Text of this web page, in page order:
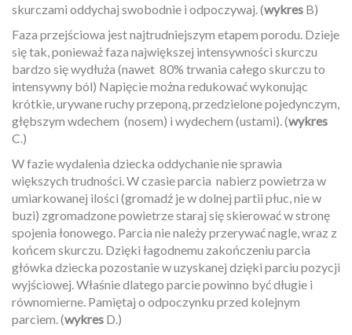
skurczami oddychaj swobodnie i odpoczywaj. (wykres B)
Faza przejściowa jest najtrudniejszym etapem porodu. Dzieje
się tak, ponieważ faza największej intensywności skurczu
bardzo się wydłuża (nawet 80% trwania całego skurczu to
intensywny ból) Napięcie można redukować wykonując
krótkie, urywane ruchy przeponą, przedzielone pojedynczym,
głębszym wdechem (nosem) i wydechem (ustami). (wykres
C.)
W fazie wydalenia dziecka oddychanie nie sprawia
większych trudności. W czasie parcia nabierz powietrza w
umiarkowanej ilości (gromadź je w dolnej partii płuc, nie w
buzi) zgromadzone powietrze staraj się skierować w stronę
spojenia łonowego. Parcia nie należy przerywać nagle, wraz z
końcem skurczu. Dzięki łagodnemu zakończeniu parcia
główka dziecka pozostanie w uzyskanej dzięki parciu pozycji
wyjściowej. Właśnie dlatego parcie powinno być długie i
równomierne. Pamiętaj o odpoczynku przed kolejnym
parciem. (wykres D.)